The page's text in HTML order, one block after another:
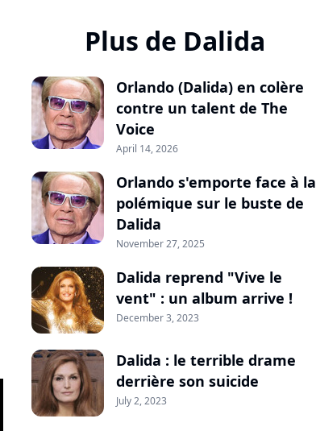
Plus de Dalida
Orlando (Dalida) en colère
contre un talent de The
Voice
April 14, 2026
Orlando s'emporte face à la
polémique sur le buste de
Dalida
November 27, 2025
Dalida reprend "Vive le
vent" : un album arrive !
December 3, 2023
Dalida : le terrible drame
derrière son suicide
July 2, 2023